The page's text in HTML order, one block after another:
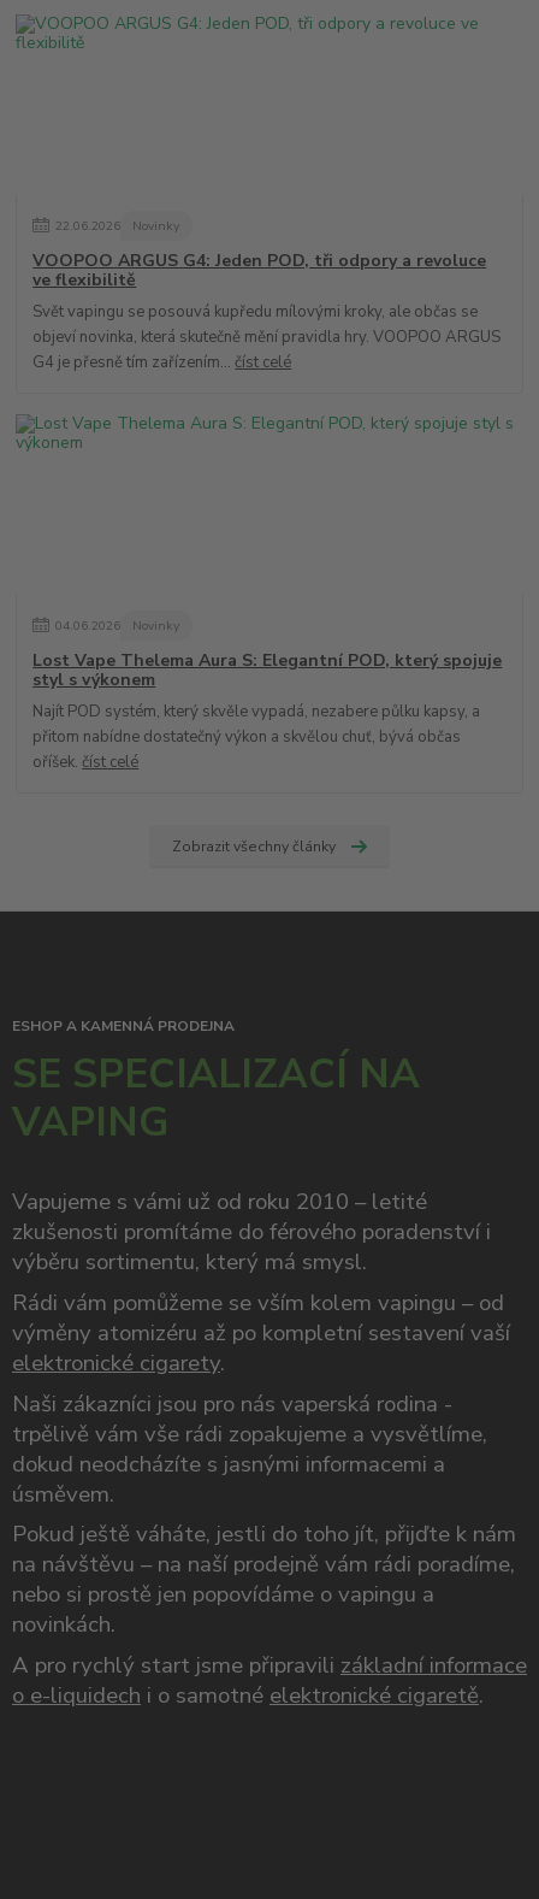
22.06.2026 Novinky
VOOPOO ARGUS G4: Jeden POD, tři odpory a revoluce
ve flexibilitě
Svět vapingu se posouvá kupředu mílovými kroky, ale občas se
objeví novinka, která skutečně mění pravidla hry. VOOPOO ARGUS
G4 je přesně tím zařízením... číst celé
04.06.2026 Novinky
Lost Vape Thelema Aura S: Elegantní POD, který spojuje
styl s výkonem
Najít POD systém, který skvěle vypadá, nezabere půlku kapsy, a
přitom nabídne dostatečný výkon a skvělou chuť, bývá občas
oříšek. číst celé
Zobrazit všechny články
ESHOP A KAMENNÁ PRODEJNA
SE SPECIALIZACÍ NA
VAPING
Vapujeme s vámi už od roku 2010 – letité
zkušenosti promítáme do férového poradenství i
výběru sortimentu, který má smysl.
Rádi vám pomůžeme se vším kolem vapingu – od
výměny atomizéru až po kompletní sestavení vaší
elektronické cigarety.
Naši zákazníci jsou pro nás vaperská rodina -
trpělivě vám vše rádi zopakujeme a vysvětlíme,
dokud neodcházíte s jasnými informacemi a
úsměvem.
Pokud ještě váháte, jestli do toho jít, přijďte k nám
na návštěvu – na naší prodejně vám rádi poradíme,
nebo si prostě jen popovídáme o vapingu a
novinkách.
A pro rychlý start jsme připravili základní informace
o e-liquidech i o samotné elektronické cigaretě.